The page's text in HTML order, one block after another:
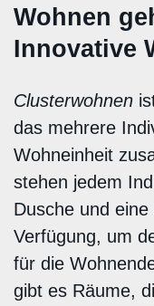
Wohnen
Innovative
Clusterwohnen
das mehrere
Wohneinheit
stehen jedem
Dusche und
Verfügung, um
für die
gibt es Räume,